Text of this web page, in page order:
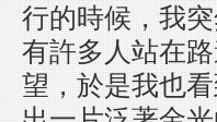
行的時候，我
有許多人站在
望，於是我也